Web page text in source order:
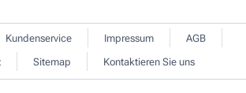
Kundenservice Impressum
AGB
Sitemap Kontaktieren Sie uns